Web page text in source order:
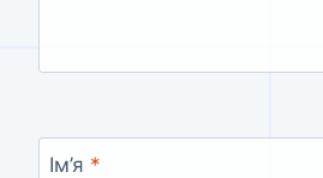
Ім’я *